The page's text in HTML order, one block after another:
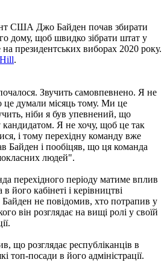
США Джо Байден почав збирати
дому, щоб швидко зібрати штат у
президентських виборах 2020 року.
.
Звучить самовпевнено. Я не
це думали місяць тому. Ми це
ніби я був упевнений, що
кандидатом. Я не хочу, щоб це так
і тому перехідну команду вже
Байден і пообіцяв, що ця команда
людей".
перехідного періоду матиме вплив
його кабінеті і керівництві
не повідомив, хто потрапив у
він розглядає на вищі ролі у своїй
що розглядає республіканців в
топ-посади в його адміністрації.